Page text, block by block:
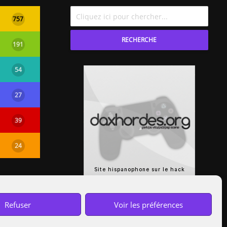
Refuser Voir les préférences
757
191
54
27
39
24
RECHERCHE